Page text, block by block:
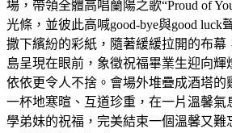
場，帶領全體高唱蘭陽之歌“Proud of
光條，並彼此高喊good-bye與good luck
撒下繽紛的彩紙，隨著緩緩拉開的布幕
島呈現在眼前，象徵祝福畢業生迎向輝
依依更令人不捨。會場外堆疊成酒塔的
一杯地寒暄、互道珍重，在一片溫馨氣
學弟妹的祝福，完美結束一個溫馨又難